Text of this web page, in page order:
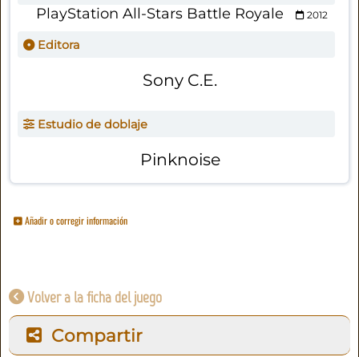
PlayStation All-Stars Battle Royale 2012
Editora
Sony C.E.
Estudio de doblaje
Pinknoise
Añadir o corregir información
Volver a la ficha del juego
Compartir